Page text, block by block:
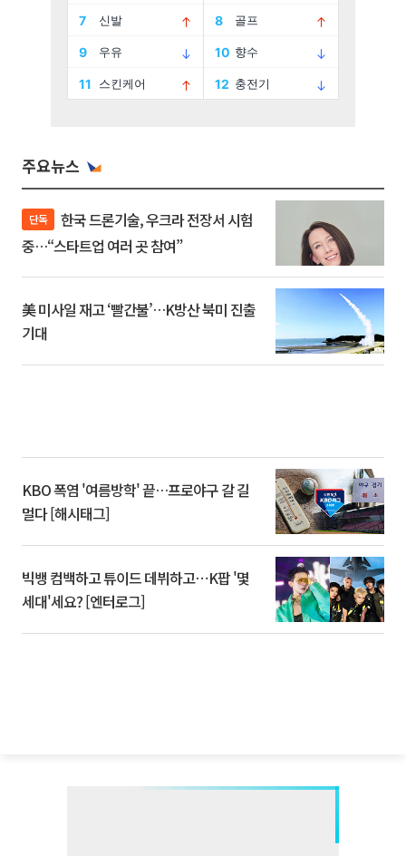
주요뉴스
단독
중…“스타트업 여러 곳 참여”
美 미사일 재고 ‘빨간불’…K방산 북미 진출
기대
KBO 폭염 '여름방학' 끝…프로야구 갈 길
멀다 [해시태그]
빅뱅 컴백하고 튜이드 데뷔하고⋯K팝 '몇
세대'세요? [엔터로그]